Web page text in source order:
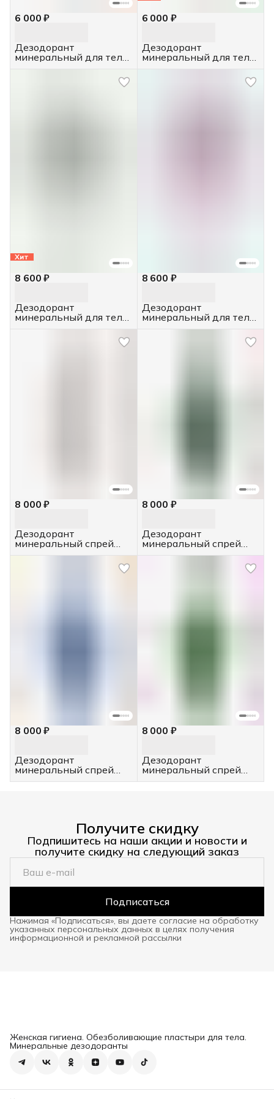
6 000 ₽
Дезодорант
минеральный для тела,
6 000 ₽
Дезодорант
минеральный для тела
с экстрактом хлопка, 4
Хит
8 600 ₽
Дезодорант
минеральный для тела,
8 600 ₽
Дезодорант
минеральный для тела
с экстрактом хлопка, 4
8 000 ₽
Дезодорант
минеральный спрей
натуральный кристалл,
8 000 ₽
Дезодорант
минеральный спрей
"Зеленый чай", 4 шт,
8 000 ₽
Дезодорант
минеральный спрей
"Жасмин", 4 шт, 100 мл
8 000 ₽
Дезодорант
минеральный спрей
"Алоэ", 4 шт, 100 мл
Получите скидку
Подпишитесь на наши акции и новости и
получите скидку на следующий заказ
Подписаться
Нажимая «Подписаться», вы даете согласие на обработку
указанных персональных данных в целях получения
информационной и рекламной рассылки
Женская гигиена. Обезболивающие пластыри для тела.
Минеральные дезодоранты